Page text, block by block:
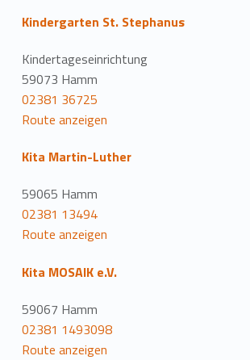
Kindergarten St. Stephanus
Kindertageseinrichtung
59073 Hamm
02381 36725
Route anzeigen
Kita Martin-Luther
59065 Hamm
02381 13494
Route anzeigen
Kita MOSAIK e.V.
59067 Hamm
02381 1493098
Route anzeigen